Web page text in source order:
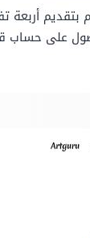
أربعة
على حساب